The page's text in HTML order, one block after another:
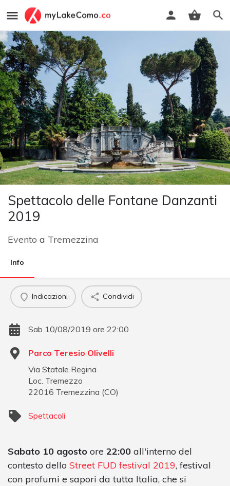
Spettacolo delle Fontane Danzanti
2019
Evento a Tremezzina
Info
Indicazioni Condividi
Sab 10/08/2019 ore 22:00
Parco Teresio Olivelli
Via Statale Regina
Loc. Tremezzo
22016 Tremezzina (CO)
Spettacoli
Sabato 10 agosto ore 22:00 all'interno del
contesto dello Street FUD festival 2019, festival
con profumi e sapori da tutta Italia, che si